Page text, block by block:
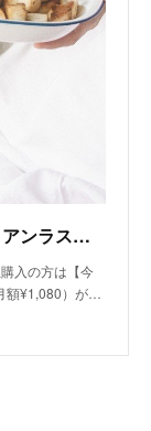
ふんわりさくさく食感☆お麩のイタリアンラスク（手作り犬おやつレシピ）/単品購入｜いちかわあやこ（犬ごはん先生）｜note
入の方は【今
額¥1,080）が…